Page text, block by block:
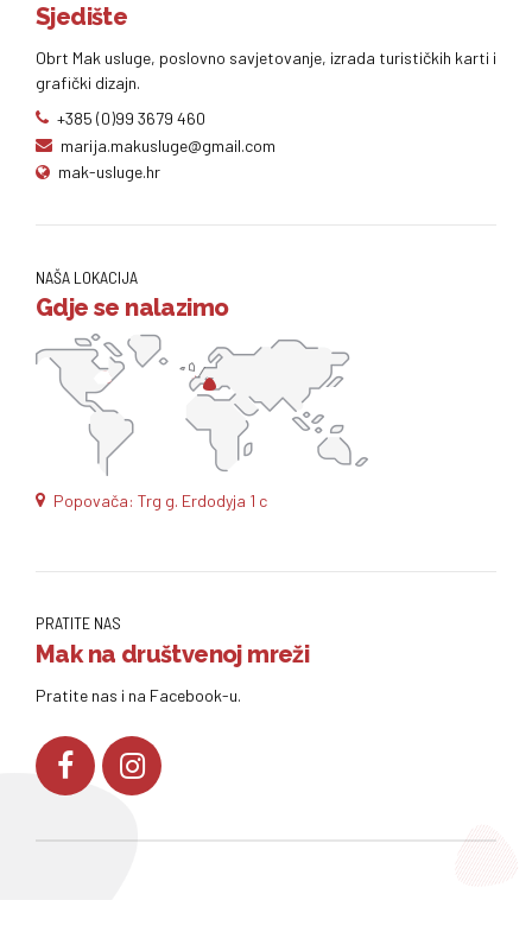
Sjedište
Obrt Mak usluge, poslovno savjetovanje, izrada turističkih karti i
grafički dizajn.
+385 (0)99 3679 460
marija.makusluge@gmail.com
mak-usluge.hr
NAŠA LOKACIJA
Gdje se nalazimo
Popovača: Trg g. Erdodyja 1 c
PRATITE NAS
Mak na društvenoj mreži
Pratite nas i na Facebook-u.